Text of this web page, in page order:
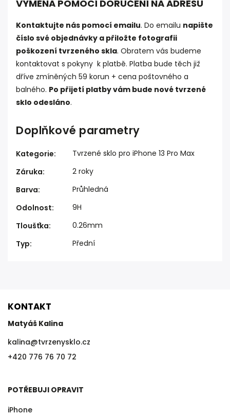
VÝMĚNA POMOCÍ DORUČENÍ NA ADRESU
Kontaktujte nás pomocí emailu. Do emailu napište
číslo své objednávky a přiložte fotografii
poškození tvrzeného skla. Obratem vás budeme
kontaktovat s pokyny k platbě. Platba bude těch již
dříve zmíněných 59 korun + cena poštovného a
balného. Po přijetí platby vám bude nové tvrzené
sklo odesláno.
Doplňkové parametry
Kategorie:
Tvrzené sklo pro iPhone 13 Pro Max
Záruka:
2 roky
Barva:
Průhledná
Odolnost:
9H
Tloušťka:
0.26mm
Typ: Přední
KONTAKT
Matyáš Kalina
kalina@tvrzenysklo.cz
+420 776 76 70 72
POTŘEBUJI OPRAVIT
iPhone